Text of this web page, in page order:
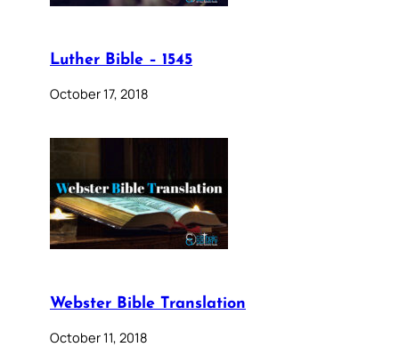
Luther Bible – 1545
October 17, 2018
Webster Bible Translation
October 11, 2018